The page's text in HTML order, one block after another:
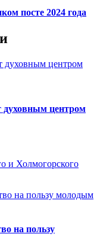
посте 2024 года
духовным центром
и Холмогорского
на пользу